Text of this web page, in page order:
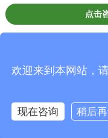
点击
欢迎来到本网站，
现在咨询 稍后